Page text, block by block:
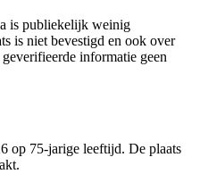
is publiekelijk weinig
is niet bevestigd en ook over
informatie geen
op 75-jarige leeftijd. De plaats